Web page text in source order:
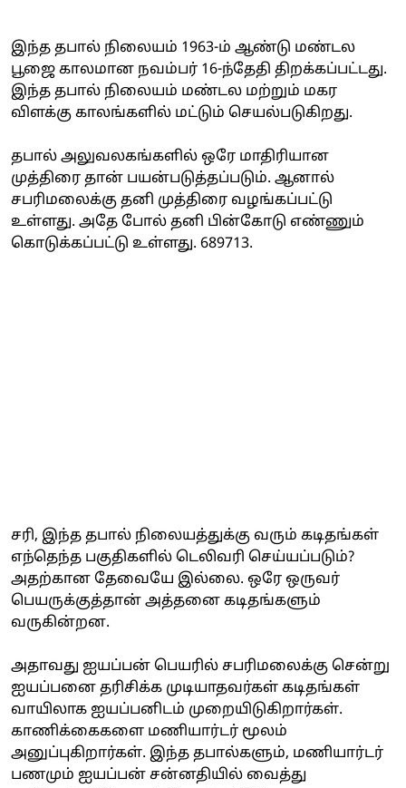
இந்த தபால் நிலையம் 1963-ம் ஆண்டு மண்டல
பூஜை காலமான நவம்பர் 16-ந்தேதி திறக்கப்பட்டது.
இந்த தபால் நிலையம் மண்டல மற்றும் மகர
விளக்கு காலங்களில் மட்டும் செயல்படுகிறது.
தபால் அலுவலகங்களில் ஒரே மாதிரியான
முத்திரை தான் பயன்படுத்தப்படும். ஆனால்
சபரிமலைக்கு தனி முத்திரை வழங்கப்பட்டு
உள்ளது. அதே போல் தனி பின்கோடு எண்ணும்
கொடுக்கப்பட்டு உள்ளது. 689713.
சரி, இந்த தபால் நிலையத்துக்கு வரும் கடிதங்கள்
எந்தெந்த பகுதிகளில் டெலிவரி செய்யப்படும்?
அதற்கான தேவையே இல்லை. ஒரே ஒருவர்
பெயருக்குத்தான் அத்தனை கடிதங்களும்
வருகின்றன.
அதாவது ஐயப்பன் பெயரில் சபரிமலைக்கு சென்று
ஐயப்பனை தரிசிக்க முடியாதவர்கள் கடிதங்கள்
வாயிலாக ஐயப்பனிடம் முறையிடுகிறார்கள்.
காணிக்கைகளை மணியார்டர் மூலம்
அனுப்புகிறார்கள். இந்த தபால்களும், மணியார்டர்
பணமும் ஐயப்பன் சன்னதியில் வைத்து